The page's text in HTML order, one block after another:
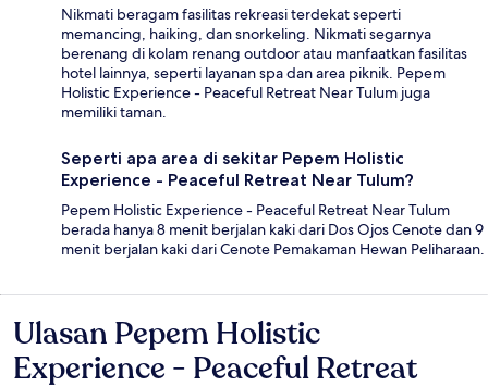
Nikmati beragam fasilitas rekreasi terdekat seperti
memancing, haiking, dan snorkeling. Nikmati segarnya
berenang di kolam renang outdoor atau manfaatkan fasilitas
hotel lainnya, seperti layanan spa dan area piknik. Pepem
Holistic Experience - Peaceful Retreat Near Tulum juga
memiliki taman.
Seperti apa area di sekitar Pepem Holistic
Experience - Peaceful Retreat Near Tulum?
Pepem Holistic Experience - Peaceful Retreat Near Tulum
berada hanya 8 menit berjalan kaki dari Dos Ojos Cenote dan 9
menit berjalan kaki dari Cenote Pemakaman Hewan Peliharaan.
Ulasan
Ulasan Pepem Holistic
Experience - Peaceful Retreat